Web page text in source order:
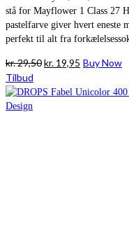
stå for Mayflower 1 Class 27
pastelfarve giver hvert eneste
perfekt til alt fra
kr.29,50Den
pris
kr. 19,95 Den
pris
Buy Now
Tilbud